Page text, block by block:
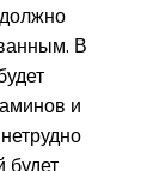
В
и
будет